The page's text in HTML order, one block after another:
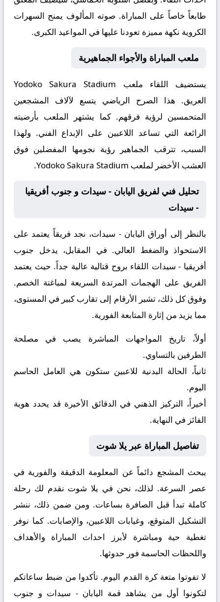
طابعاً خاصاً على المباراة. صوته المألوف يمنح السهرات
الكروية نكهة مميزة تعودنا عليها في المواعيد الكبرى.
ملعب المباراة والأجواء الجماهيرية
يستضيف اللقاء ملعب Yodoko Sakura Stadium
العريق. هذا الصرح الرياضي يتسع لآلاف المشجعين
المتحمسين لرؤية فرقهم. كما يشتهر الملعب بأرضيته
الرائعة التي تساعد اللاعبين على الإبداع الفني. ولهذا
السبب، تترقب الجماهير رؤية نجومها المفضلين فوق
العشب الأخضر لملعب Yodoko Sakura Stadium.
تحليل فني لفريق اليابان - سيدات و جنوب أفريقيا
- سيدات
بالنظر إلى أوراق اليابان - سيدات، نجد فريقاً يعتمد على
الاستحواذ والضغط العالي. في المقابل، يدخل جنوب
أفريقيا - سيدات اللقاء بروح قتالية عالية جداً. حيث يعتمد
الفريق على الهجمات المرتدة السريعة لمباغتة الخصم.
وفوق كل ذلك، تشير الأرقام إلى تقارب كبير في المستوى،
مما يزيد من إثارة المتابعة الفورية.
أولاً، تاريخ المواجهات المباشرة يصب في مصلحة
الطرفين بالتساوي.
ثانياً، الحالة البدنية للاعبين ستكون هي العامل الحاسم
اليوم.
أخيراً، التركيز الذهني في الدقائق الأخيرة قد يحدد هوية
الفائز في النهاية.
تفاصيل المباراة عبر يلا شوت
يبحث المشجع دائماً عن المعلومة الدقيقة والفورية في
عصر السرعة. لذلك، نحن في يلا شوت نقدم لك رحلة
كاملة تبدأ قبل الصافرة بساعات. ومن ضمن ذلك، ننشر
التشكيل المتوقع، وغيابات اللاعبين، والإصابات. كما نوفر
تغطية حية ومباشرة لأبرز احداث المباراة والأهداف
واللحظات الحاسمة فور حدوثها.
لا تفوتوا متعة كرة القدم اليوم. تأكدوا من ضبط ساعاتكم
لتكونوا أول من يشاهد قمة اليابان - سيدات و جنوب